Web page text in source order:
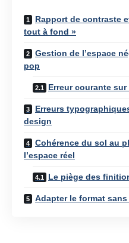
Rapport de contraste
tout à fond »
Gestion de l’espace
pop
Erreur courante
Erreurs
design
Cohérence du sol au
l’espace réel
Le piège des
Adapter le format